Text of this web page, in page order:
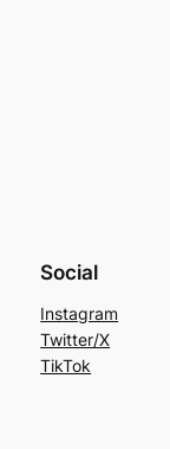
Social
Instagram
Twitter/X
TikTok